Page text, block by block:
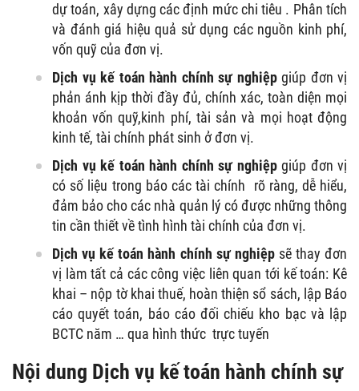
dự toán, xây dựng các định mức chi tiêu . Phân tích
và đánh giá hiệu quả sử dụng các nguồn kinh phí,
vốn quỹ của đơn vị.
Dịch vụ kế toán hành chính sự nghiệpgiúp đơn vị
phản ánh kịp thời đầy đủ, chính xác, toàn diện mọi
khoản vốn quỹ,kinh phí, tài sản và mọi hoạt động
kinh tế, tài chính phát sinh ở đơn vị.
Dịch vụ kế toán hành chính sự nghiệp giúp đơn vị
có số liệu trong báo các tài chính rõ ràng, dễ hiểu,
đảm bảo cho các nhà quản lý có được những thông
tin cần thiết về tình hình tài chính của đơn vị.
Dịch vụ kế toán hành chính sự nghiệpsẽ thay đơn
vị làm tất cả các công việc liên quan tới kế toán: Kê
khai – nộp tờ khai thuế, hoàn thiện sổ sách, lập Báo
cáo quyết toán, báo cáo đối chiếu kho bạc và lập
BCTC năm … qua hình thức trực tuyến
Nội dung Dịch vụ kế toán hành chính sự